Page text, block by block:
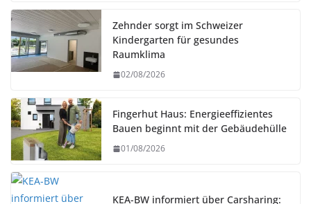
Zehnder sorgt im Schweizer
Kindergarten für gesundes
Raumklima
02/08/2026
Fingerhut Haus: Energieeffizientes
Bauen beginnt mit der Gebäudehülle
01/08/2026
KEA-BW informiert über Carsharing: